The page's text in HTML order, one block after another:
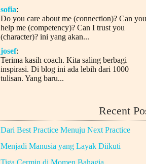
sofia:
Do you care about me (connection)? Can you
help me (competency)? Can I trust you
(character)? ini yang akan...
josef:
Terima kasih coach. Kita saling berbagi
inspirasi. Di blog ini ada lebih dari 1000
tulisan. Yang baru...
Recent
Dari Best Practice Menuju Next Practice
Menjadi Manusia yang Layak Diikuti
Tiga Cermin di Momen Bahagia